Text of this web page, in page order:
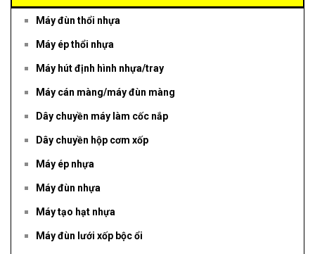
Máy đùn thổi nhựa
Máy ép thổi nhựa
Máy hút định hình nhựa/tray
Máy cán màng/máy đùn màng
Dây chuyền máy làm cốc nắp
Dây chuyền hộp cơm xốp
Máy ép nhựa
Máy đùn nhựa
Máy tạo hạt nhựa
Máy đùn lưới xốp bộc ổi